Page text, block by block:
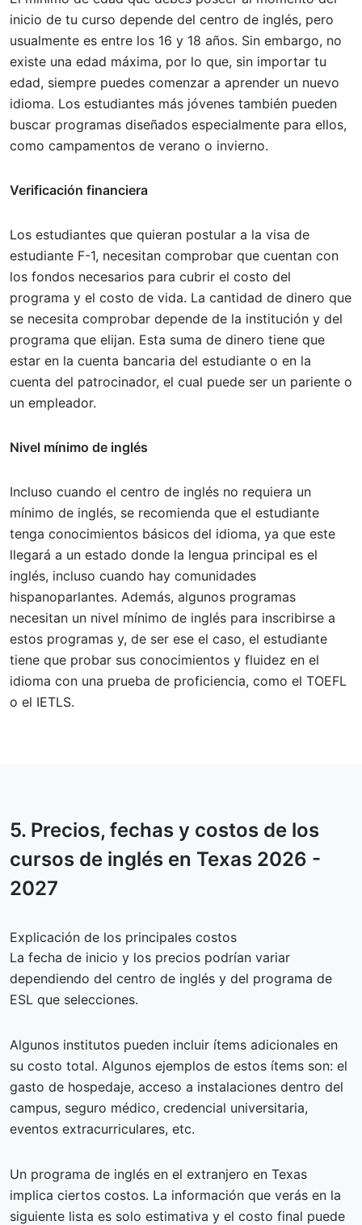
inicio de tu curso depende del centro de inglés, pero
usualmente es entre los 16 y 18 años. Sin embargo, no
existe una edad máxima, por lo que, sin importar tu
edad, siempre puedes comenzar a aprender un nuevo
idioma. Los estudiantes más jóvenes también pueden
buscar programas diseñados especialmente para ellos,
como campamentos de verano o invierno.
Verificación financiera
Los estudiantes que quieran postular a la visa de
estudiante F-1, necesitan comprobar que cuentan con
los fondos necesarios para cubrir el costo del
programa y el costo de vida. La cantidad de dinero que
se necesita comprobar depende de la institución y del
programa que elijan. Esta suma de dinero tiene que
estar en la cuenta bancaria del estudiante o en la
cuenta del patrocinador, el cual puede ser un pariente o
un empleador.
Nivel mínimo de inglés
Incluso cuando el centro de inglés no requiera un
mínimo de inglés, se recomienda que el estudiante
tenga conocimientos básicos del idioma, ya que este
llegará a un estado donde la lengua principal es el
inglés, incluso cuando hay comunidades
hispanoparlantes. Además, algunos programas
necesitan un nivel mínimo de inglés para inscribirse a
estos programas y, de ser ese el caso, el estudiante
tiene que probar sus conocimientos y fluidez en el
idioma con una prueba de proficiencia, como el TOEFL
o el IETLS.
5. Precios, fechas y costos de los
cursos de inglés en Texas 2026 -
2027
Explicación de los principales costos
La fecha de inicio y los precios podrían variar
dependiendo del centro de inglés y del programa de
ESL que selecciones.
Algunos institutos pueden incluir ítems adicionales en
su costo total. Algunos ejemplos de estos ítems son: el
gasto de hospedaje, acceso a instalaciones dentro del
campus, seguro médico, credencial universitaria,
eventos extracurriculares, etc.
Un programa de inglés en el extranjero en Texas
implica ciertos costos. La información que verás en la
siguiente lista es solo estimativa y el costo final puede